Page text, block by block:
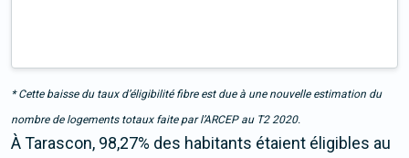
* Cette baisse du taux d’éligibilité fibre est due à une nouvelle estimation du
nombre de logements totaux faite par l’ARCEP au T2 2020.
À Tarascon, 98,27% des habitants étaient éligibles au